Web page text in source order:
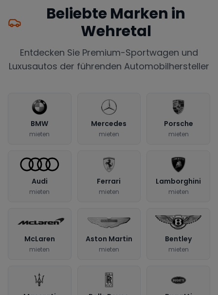
Beliebte Marken in
Wehretal
Entdecken Sie Premium-Sportwagen und
Luxusautos der führenden Automobilhersteller
BMW
mieten
Mercedes
mieten
Porsche
mieten
Audi
mieten
Ferrari
mieten
Lamborghini
mieten
McLaren
mieten
Aston Martin
mieten
Bentley
mieten